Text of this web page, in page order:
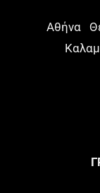
Αθήνα